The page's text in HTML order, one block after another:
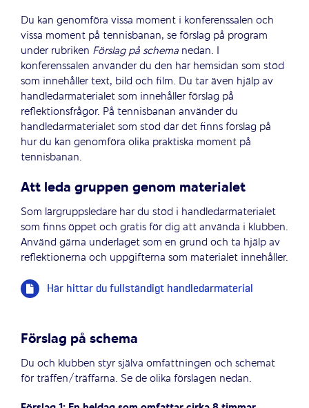
Du kan genomföra vissa moment i konferenssalen och
vissa moment på tennisbanan, se förslag på program
under rubriken Förslag på schemanedan. I
konferenssalen använder du den här hemsidan som stöd
som innehåller text, bild och film. Du tar även hjälp av
handledarmaterialet som innehåller förslag på
reflektionsfrågor. På tennisbanan använder du
handledarmaterialet som stöd där det finns förslag på
hur du kan genomföra olika praktiska moment på
tennisbanan.
Att leda gruppen genom materialet
Som lärgruppsledare har du stöd i handledarmaterialet
som finns öppet och gratis för dig att använda i klubben.
Använd gärna underlaget som en grund och ta hjälp av
reflektionerna och uppgifterna som materialet innehåller.
Här hittar du fullständigt handledarmaterial
Förslag på schema
Du och klubben styr själva omfattningen och schemat
för träffen/träffarna. Se de olika förslagen nedan.